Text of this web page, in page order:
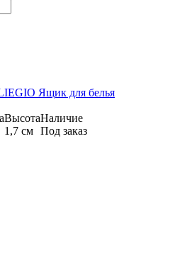
Ящик для белья
Высота
1,7 см
Наличие
Под заказ